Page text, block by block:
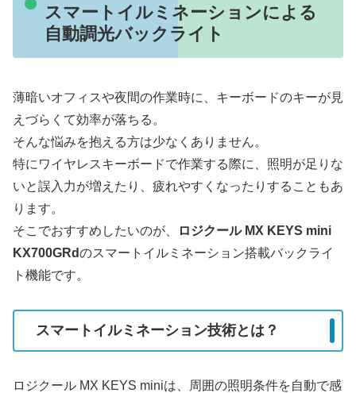
スマートイルミネーションによる
自動調光バックライト
薄暗いオフィスや夜間の作業時に、キーボードのキーが見
えづらくて効率が落ちる。
そんな悩みを抱える方は少なくありません。
特にワイヤレスキーボードで作業する際に、照明が足りな
いと誤入力が増えたり、疲れやすくなったりすることもあ
ります。
そこでおすすめしたいのが、
ロジクール MX KEYS mini
KX700GRdのスマートイルミネーション搭載バックライ
ト機能です。
スマートイルミネーション技術とは？
ロジクール MX KEYS miniは、周囲の照明条件を自動で感